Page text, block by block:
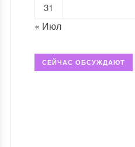
31
« Июл
СЕЙЧАС ОБСУЖДАЮТ